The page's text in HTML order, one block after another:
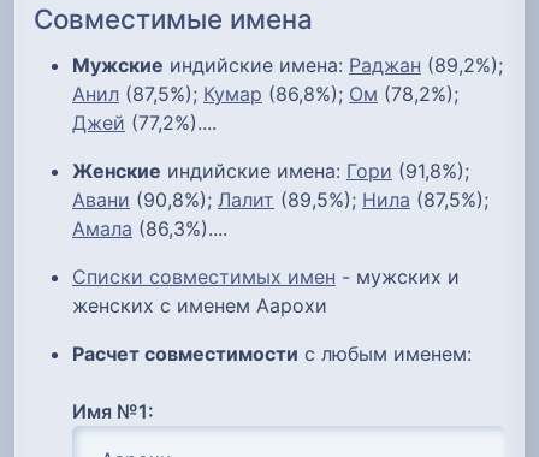
Совместимые имена
Мужские индийские имена: Раджан (89,2%);
Анил (87,5%); Кумар (86,8%); Ом (78,2%);
Джей (77,2%)....
Женские индийские имена: Гори (91,8%);
Авани (90,8%); Лалит (89,5%); Нила (87,5%);
Амала (86,3%)....
Списки совместимых имен - мужских и
женских с именем Аарохи
Расчет совместимости с любым именем:
Имя №1: